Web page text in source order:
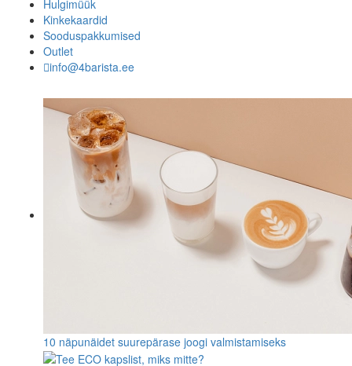
Hulgimüük
Kinkekaardid
Sooduspakkumised
Outlet
info@4barista.ee
10 näpunäidet suurepärase joogi valmistamiseks